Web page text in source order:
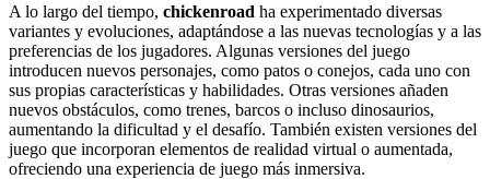
A lo largo del tiempo, chickenroad ha experimentado diversas
variantes y evoluciones, adaptándose a las nuevas tecnologías y a las
preferencias de los jugadores. Algunas versiones del juego
introducen nuevos personajes, como patos o conejos, cada uno con
sus propias características y habilidades. Otras versiones añaden
nuevos obstáculos, como trenes, barcos o incluso dinosaurios,
aumentando la dificultad y el desafío. También existen versiones del
juego que incorporan elementos de realidad virtual o aumentada,
ofreciendo una experiencia de juego más inmersiva.